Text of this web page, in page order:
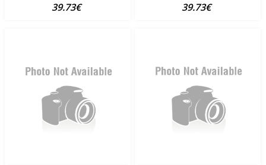
39.73€ 39.73€